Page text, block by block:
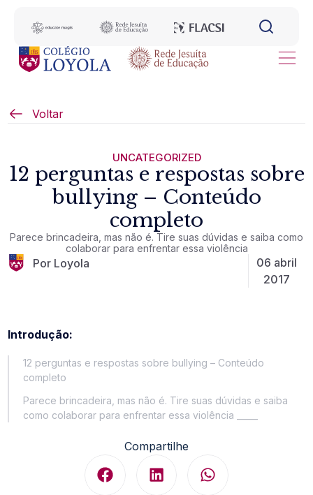
Voltar
UNCATEGORIZED
12 perguntas e respostas sobre
bullying – Conteúdo
completo
Parece brincadeira, mas não é. Tire suas dúvidas e saiba como
colaborar para enfrentar essa violência
Por Loyola
06 abril
2017
Introdução:
12 perguntas e respostas sobre bullying – Conteúdo
completo
Parece brincadeira, mas não é. Tire suas dúvidas e saiba
como colaborar para enfrentar essa violência _____
Compartilhe